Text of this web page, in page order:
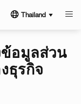
Thailand
อมูลส่วน
ธุรกิจ